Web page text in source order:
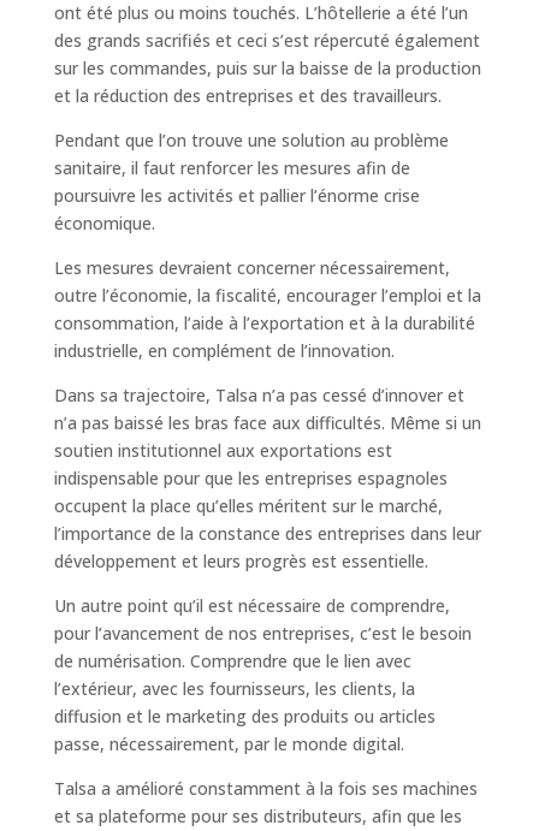
ont été plus ou moins touchés. L’hôtellerie a été l’un
des grands sacrifiés et ceci s’est répercuté également
sur les commandes, puis sur la baisse de la production
et la réduction des entreprises et des travailleurs.
Pendant que l’on trouve une solution au problème
sanitaire, il faut renforcer les mesures afin de
poursuivre les activités et pallier l’énorme crise
économique.
Les mesures devraient concerner nécessairement,
outre l’économie, la fiscalité, encourager l’emploi et la
consommation, l’aide à l’exportation et à la durabilité
industrielle, en complément de l’innovation.
Dans sa trajectoire, Talsa n’a pas cessé d’innover et
n’a pas baissé les bras face aux difficultés. Même si un
soutien institutionnel aux exportations est
indispensable pour que les entreprises espagnoles
occupent la place qu’elles méritent sur le marché,
l’importance de la constance des entreprises dans leur
développement et leurs progrès est essentielle.
Un autre point qu’il est nécessaire de comprendre,
pour l’avancement de nos entreprises, c’est le besoin
de numérisation. Comprendre que le lien avec
l’extérieur, avec les fournisseurs, les clients, la
diffusion et le marketing des produits ou articles
passe, nécessairement, par le monde digital.
Talsa a amélioré constamment à la fois ses machines
et sa plateforme pour ses distributeurs, afin que les